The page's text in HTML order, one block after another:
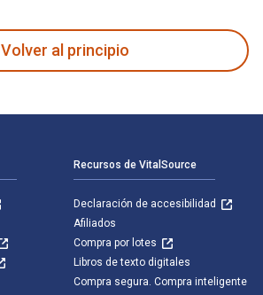
Volver al principio
Recursos de VitalSource
Declaración de accesibilidad
Afiliados
Compra por lotes
Libros de texto digitales
Compra segura. Compra inteligente